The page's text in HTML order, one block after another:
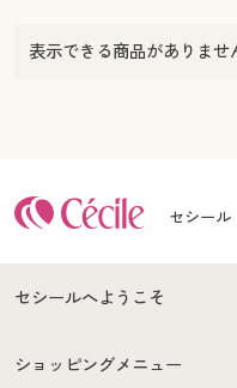
表示できる商品がありませ
セシール
セシールへようこそ
はじめての方へ
ショッピングメニュー